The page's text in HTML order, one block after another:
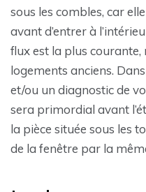
sous les combles, car
avant d’entrer à
flux est la plus
logements anciens.
et/ou un diagnostic de
sera primordial avant
la pièce située sous les
de la fenêtre par la